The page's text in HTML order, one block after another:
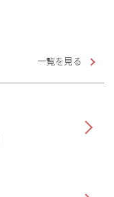
一覧を見る